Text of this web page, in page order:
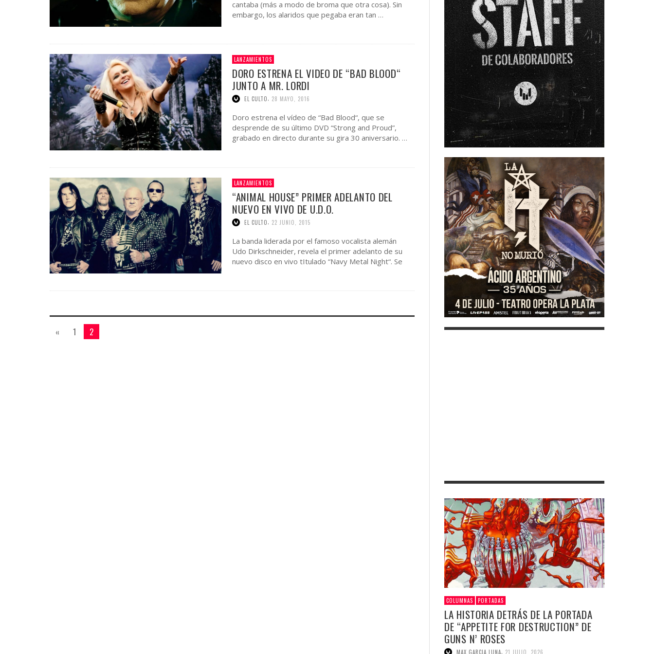
cantaba (más a modo de broma que otra cosa). Sin
embargo, los alaridos que pegaba eran tan …
LANZAMIENTOS
DORO ESTRENA EL VIDEO DE “BAD BLOOD“
JUNTO A MR. LORDI
EL CULTO, 28 MAYO, 2016
Doro estrena el vídeo de “Bad Blood“, que se
desprende de su último DVD “Strong and Proud”,
grabado en directo durante su gira 30 aniversario. …
LANZAMIENTOS
“ANIMAL HOUSE” PRIMER ADELANTO DEL
NUEVO EN VIVO DE U.D.O.
EL CULTO 22 JUNIO, 2015
La banda liderada por el famoso vocalista alemán
Udo Dirkschneider, revela el primer adelanto de su
nuevo disco en vivo tItulado “Navy Metal Night“. Se
« 1 2
COLUMNAS PORTADAS
LA HISTORIA DETRÁS DE LA PORTADA
DE “APPETITE FOR DESTRUCTION” DE
GUNS N’ ROSES
MAX GARCIA LUNA, 21 JULIO, 2026